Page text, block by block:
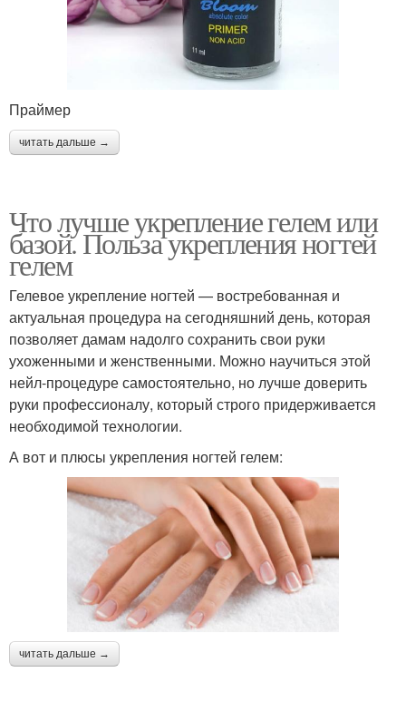
Праймер
читать дальше →
Что лучше укрепление гелем или
базой. Польза укрепления ногтей
гелем
Гелевое укрепление ногтей — востребованная и
актуальная процедура на сегодняшний день, которая
позволяет дамам надолго сохранить свои руки
ухоженными и женственными. Можно научиться этой
нейл-процедуре самостоятельно, но лучше доверить
руки профессионалу, который строго придерживается
необходимой технологии.
А вот и плюсы укрепления ногтей гелем:
читать дальше →